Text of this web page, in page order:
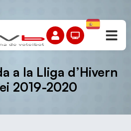
a la Lliga d’Hivern
2019-2020